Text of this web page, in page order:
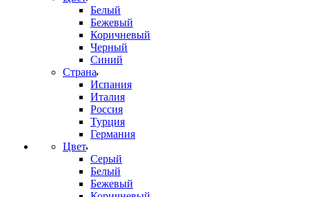
Белый
Бежевый
Коричневый
Черный
Синий
Страна
Испания
Италия
Россия
Турция
Германия
Цвет
Серый
Белый
Бежевый